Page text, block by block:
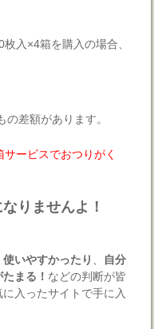
入×4箱を購入の場合、
の差額があります。
ービスでおつりがく
りませんよ！
使いやすかったり
自分
まる！ などの判断が皆
入ったサイトで手に入